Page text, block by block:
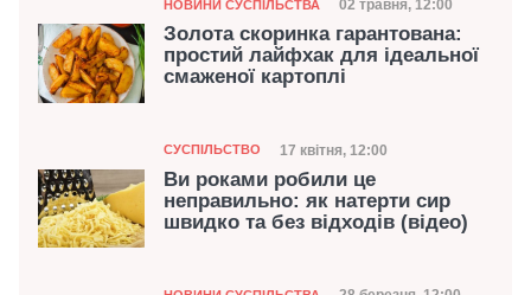
Категорія
НОВИНИ СУСПІЛЬСТВА Дата публікації
02 травня, 12:00
Золота скоринка гарантована:
простий лайфхак для ідеальної
смаженої картоплі
Категорія
СУСПІЛЬСТВО Дата публікації
17 квітня, 12:00
Ви роками робили це
неправильно: як натерти сир
швидко та без відходів (відео)